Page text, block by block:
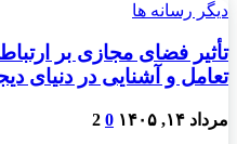
دیگر رسانه ها
تأثیر فضای مجازی بر
تعامل و آشنایی در دنیای
مرداد ۱۴, ۱۴۰۵ 0
2